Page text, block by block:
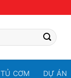
TỦ CƠM DỰ ÁN